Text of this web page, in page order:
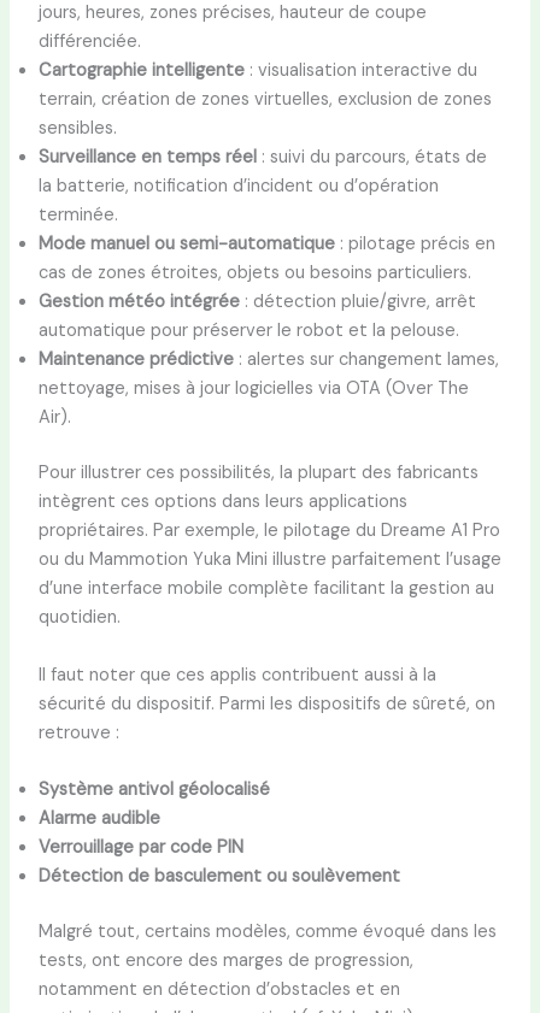
jours, heures, zones précises, hauteur de coupe
différenciée.
Cartographie intelligente: visualisation interactive du
terrain, création de zones virtuelles, exclusion de zones
sensibles.
Surveillance en temps réel: suivi du parcours, états de
la batterie, notification d’incident ou d’opération
terminée.
Mode manuel ou semi-automatique: pilotage précis en
cas de zones étroites, objets ou besoins particuliers.
Gestion météo intégrée: détection pluie/givre, arrêt
automatique pour préserver le robot et la pelouse.
Maintenance prédictive: alertes sur changement lames,
nettoyage, mises à jour logicielles via OTA (Over The
Air).
Pour illustrer ces possibilités, la plupart des fabricants
intègrent ces options dans leurs applications
propriétaires. Par exemple, le pilotage du Dreame A1 Pro
ou du Mammotion Yuka Mini illustre parfaitement l’usage
d’une interface mobile complète facilitant la gestion au
quotidien.
Il faut noter que ces applis contribuent aussi à la
sécurité du dispositif. Parmi les dispositifs de sûreté, on
retrouve :
Système antivol géolocalisé
Alarme audible
Verrouillage par code PIN
Détection de basculement ou soulèvement
Malgré tout, certains modèles, comme évoqué dans les
tests, ont encore des marges de progression,
notamment en détection d’obstacles et en